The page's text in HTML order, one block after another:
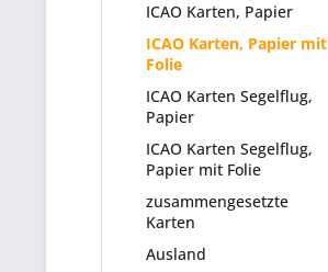
ICAO Karten, Papier
ICAO Karten, Papier mit
Folie
ICAO Karten Segelflug,
Papier
ICAO Karten Segelflug,
Papier mit Folie
zusammengesetzte
Karten
Ausland